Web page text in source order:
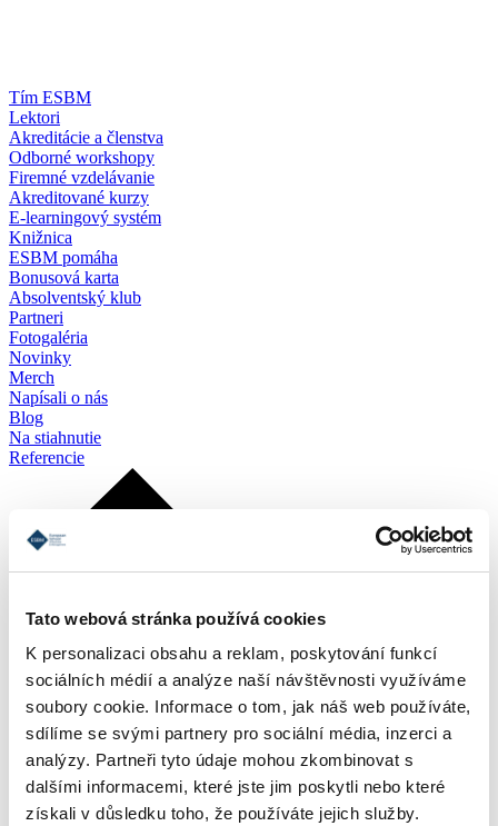
Tato webová stránka používá cookies
K personalizaci obsahu a reklam, poskytování funkcí
sociálních médií a analýze naší návštěvnosti využíváme
soubory cookie. Informace o tom, jak náš web používáte,
sdílíme se svými partnery pro sociální média, inzerci a
analýzy. Partneři tyto údaje mohou zkombinovat s
dalšími informacemi, které jste jim poskytli nebo které
získali v důsledku toho, že používáte jejich služby.
Tím ESBM
Lektori
Akreditácie a členstva
Odborné workshopy
Firemné vzdelávanie
Akreditované kurzy
E-learningový systém
Knižnica
ESBM pomáha
Bonusová karta
Absolventský klub
Partneri
Fotogaléria
Novinky
Merch
Napísali o nás
Blog
Na stiahnutie
Referencie